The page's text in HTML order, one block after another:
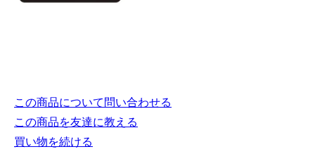
この商品について問い合わせる
この商品を友達に教える
買い物を続ける